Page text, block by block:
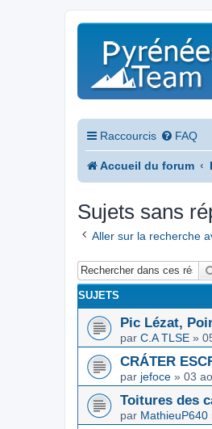
Raccourcis FAQ
Accueil du forum
Sujets sans
Aller sur la recherche
SUJETS
Pic Lézat,
par C.A TLSE »
CRÁTER
par jefoce » 03
Toitures des
par MathieuP640